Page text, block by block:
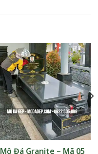
Mộ Đá Granite – Mã 05